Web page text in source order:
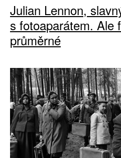
Julian Lennon,
s fotoaparátem. Ale
průměrné